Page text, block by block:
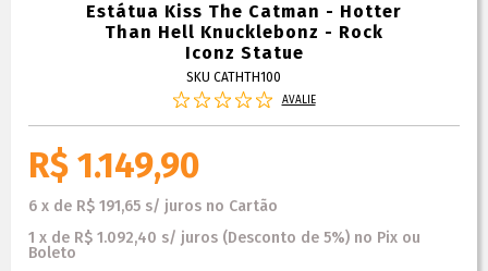
Estátua Kiss The Catman - Hotter
Than Hell Knucklebonz - Rock
Iconz Statue
SKU CATHTH100
AVALIE
R$ 1.149,90
6 x de R$ 191,65 s/ juros no Cartão
1 x de R$ 1.092,40 s/ juros (Desconto de 5%) no Pix ou
Boleto